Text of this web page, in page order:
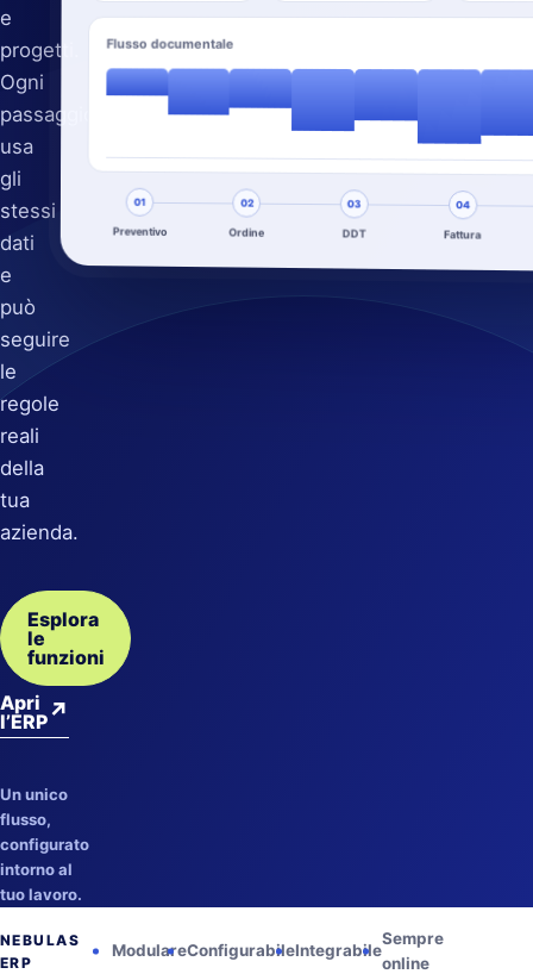
e
progetti.
Ogni
passaggio
usa
gli
stessi
dati
e
può
seguire
le
regole
reali
della
tua
azienda.
Esplora
le
funzioni
Apri
l’ERP↗
Un unico
flusso,
configurato
intorno al
tuo lavoro.
Flusso documentale
01
Preventivo
02
Ordine
03
DDT
04
Fattura
NEBULAS
ERP
ModulareConfigurabileIntegrabile
Sempre
online